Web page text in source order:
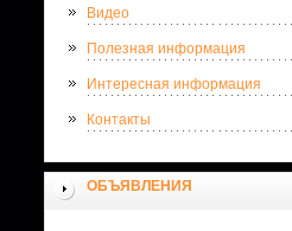
Видео
Полезная информация
Интересная информация
Контакты
ОБЪЯВЛЕНИЯ